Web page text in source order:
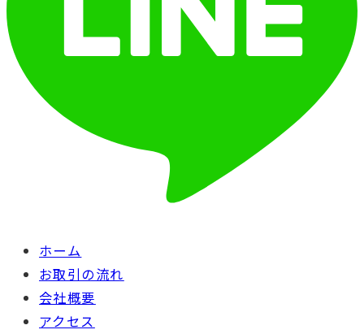
ホーム
お取引の流れ
会社概要
アクセス